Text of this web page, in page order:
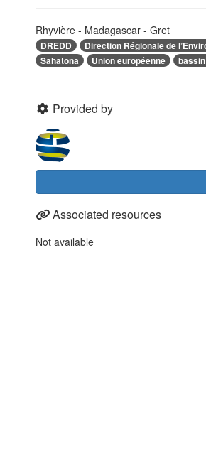
Rhyvière - Madagascar - Gret
DREDD
Direction Régionale de
Sahatona
Union européenne
Provided by
Associated resources
Not available